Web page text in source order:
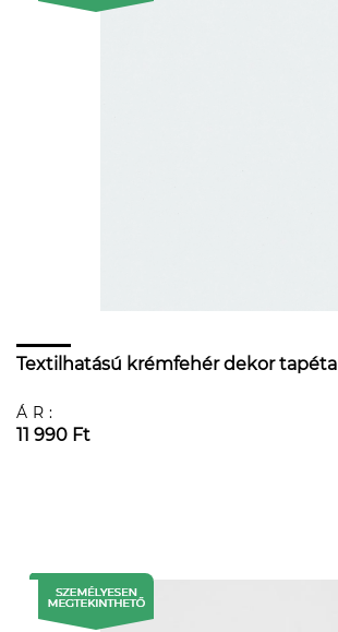
Textilhatású krémfehér dekor tapéta
ÁR:
11 990 Ft